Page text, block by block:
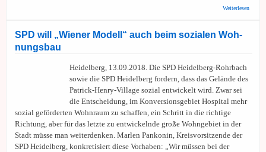
Weiterlesen
SPD will „Wie­ner Mo­dell“ auch beim so­zia­len Woh­
nungs­bau
Heidelberg, 13.09.2018. Die SPD Heidelberg-Rohrbach
sowie die SPD Heidelberg fordern, dass das Gelände des
Patrick-Henry-Village sozial entwickelt wird. Zwar sei
die Entscheidung, im Konversionsgebiet Hospital mehr
sozial geförderten Wohnraum zu schaffen, ein Schritt in die richtige
Richtung, aber für das letzte zu entwickelnde große Wohngebiet in der
Stadt müsse man weiterdenken. Marlen Pankonin, Kreisvorsitzende der
SPD Heidelberg, konkretisiert diese Vorhaben: „Wir müssen bei der